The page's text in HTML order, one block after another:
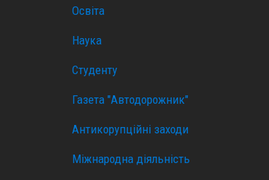
Освіта
Наука
Студенту
Газета "Автодорожник"
Антикорупційні заходи
Міжнародна діяльність